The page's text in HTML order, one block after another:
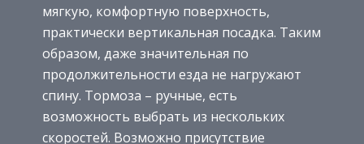
мягкую, комфортную поверхность,
практически вертикальная посадка. Таким
образом, даже значительная по
продолжительности езда не нагружают
спину. Тормоза – ручные, есть
возможность выбрать из нескольких
скоростей. Возможно присутствие